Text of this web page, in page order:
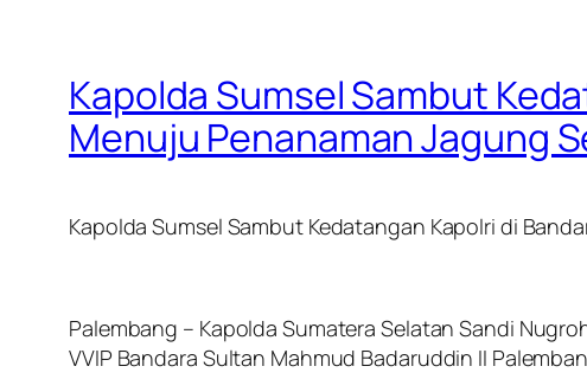
Kapolda Sumsel Sambut
Menuju Penanaman Jagung
Kapolda Sumsel Sambut Kedatangan Kapolri di
Palembang – Kapolda Sumatera Selatan Sandi
VVIP Bandara Sultan Mahmud Badaruddin II